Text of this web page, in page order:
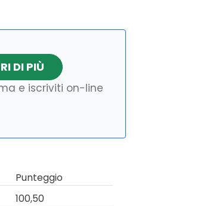
DI PIÙ
e iscriviti on-line
Punteggio
100,50